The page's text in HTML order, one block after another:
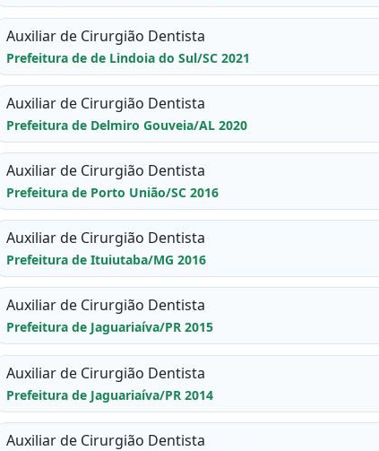
Auxiliar de Cirurgião Dentista
Prefeitura de de Lindoia do Sul/SC 2021
Auxiliar de Cirurgião Dentista
Prefeitura de Delmiro Gouveia/AL 2020
Auxiliar de Cirurgião Dentista
Prefeitura de Porto União/SC 2016
Auxiliar de Cirurgião Dentista
Prefeitura de Ituiutaba/MG 2016
Auxiliar de Cirurgião Dentista
Prefeitura de Jaguariaíva/PR 2015
Auxiliar de Cirurgião Dentista
Prefeitura de Jaguariaíva/PR 2014
Auxiliar de Cirurgião Dentista